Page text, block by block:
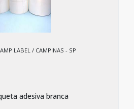
LABEL / CAMPINAS - SP
adesiva branca